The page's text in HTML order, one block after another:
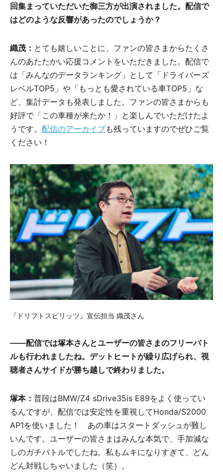
回集まっていただいた御三方が出演されました。配信で
はどのような反響があったのでしょうか？
織茂： とても嬉しいことに、ファンの皆さまからたくさ
んのあたたかい応援コメントをいただきました。配信で
は「みんなのデータランキング」として「ドライバーズ
レベルTOP5」や「もっとも愛されている車TOP5」な
ど、集計データも発表しました。ファンの皆さまからも
好評で「この車種が来たか！」と楽しんでいただけたよ
うです。 配信のアーカイブも残っていますのでぜひご覧
ください！
『ドリフトスピリッツ』宣伝担当 織茂さん
――配信では塚本さんとユーザーの皆さまのフリーバト
ルも行われましたね。デットヒートが繰り広げられ、視
聴者さんサイドが勝ち越しで終わりました。
塚本： 普段はBMW/Z4 sDrive35is E89をよく使ってい
るんですが、配信では安定性を重視してHonda/S2000
AP1を使いました！ あの車はスタートダッシュが難し
いんです。ユーザーの皆さまはみんな本気で、手加減な
しのガチバトルでしたね。私もムキになりすぎて、どん
どん対戦しちゃいました（笑）。